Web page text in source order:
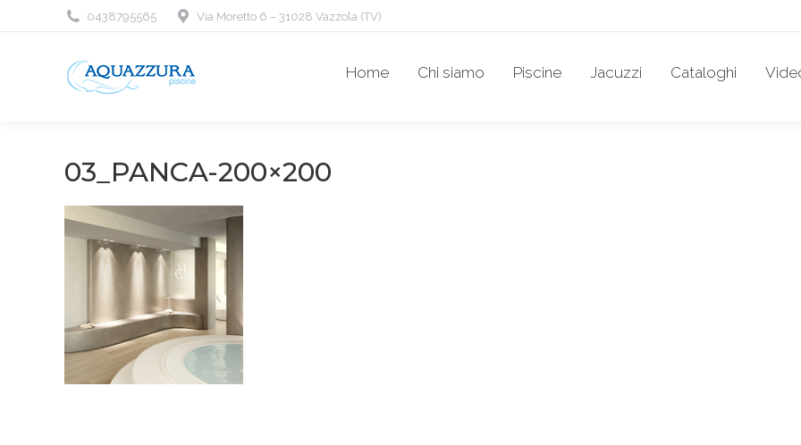
0438795565 Via Moretto 6 – 31028 Vazzola (TV)
Home Chi siamo Piscine Jacuzzi Cataloghi
03_PANCA-200×200